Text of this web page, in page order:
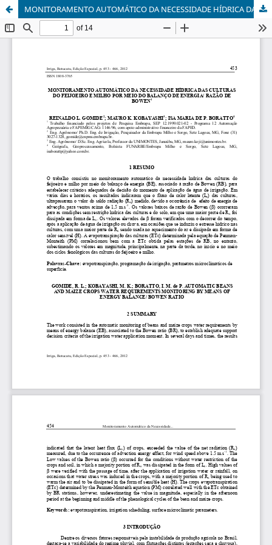
MONITORAMENTO AUTOMÁTICO DA NECESSIDADE HÍDRICA DAS CULTURAS DO FEIJOEIRO E MILHO POR MEIO DO BALANÇO DE ENERGIA/ RAZÃO DE BOWEN